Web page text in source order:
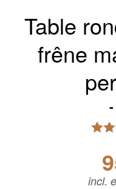
Table
frêne
incl.